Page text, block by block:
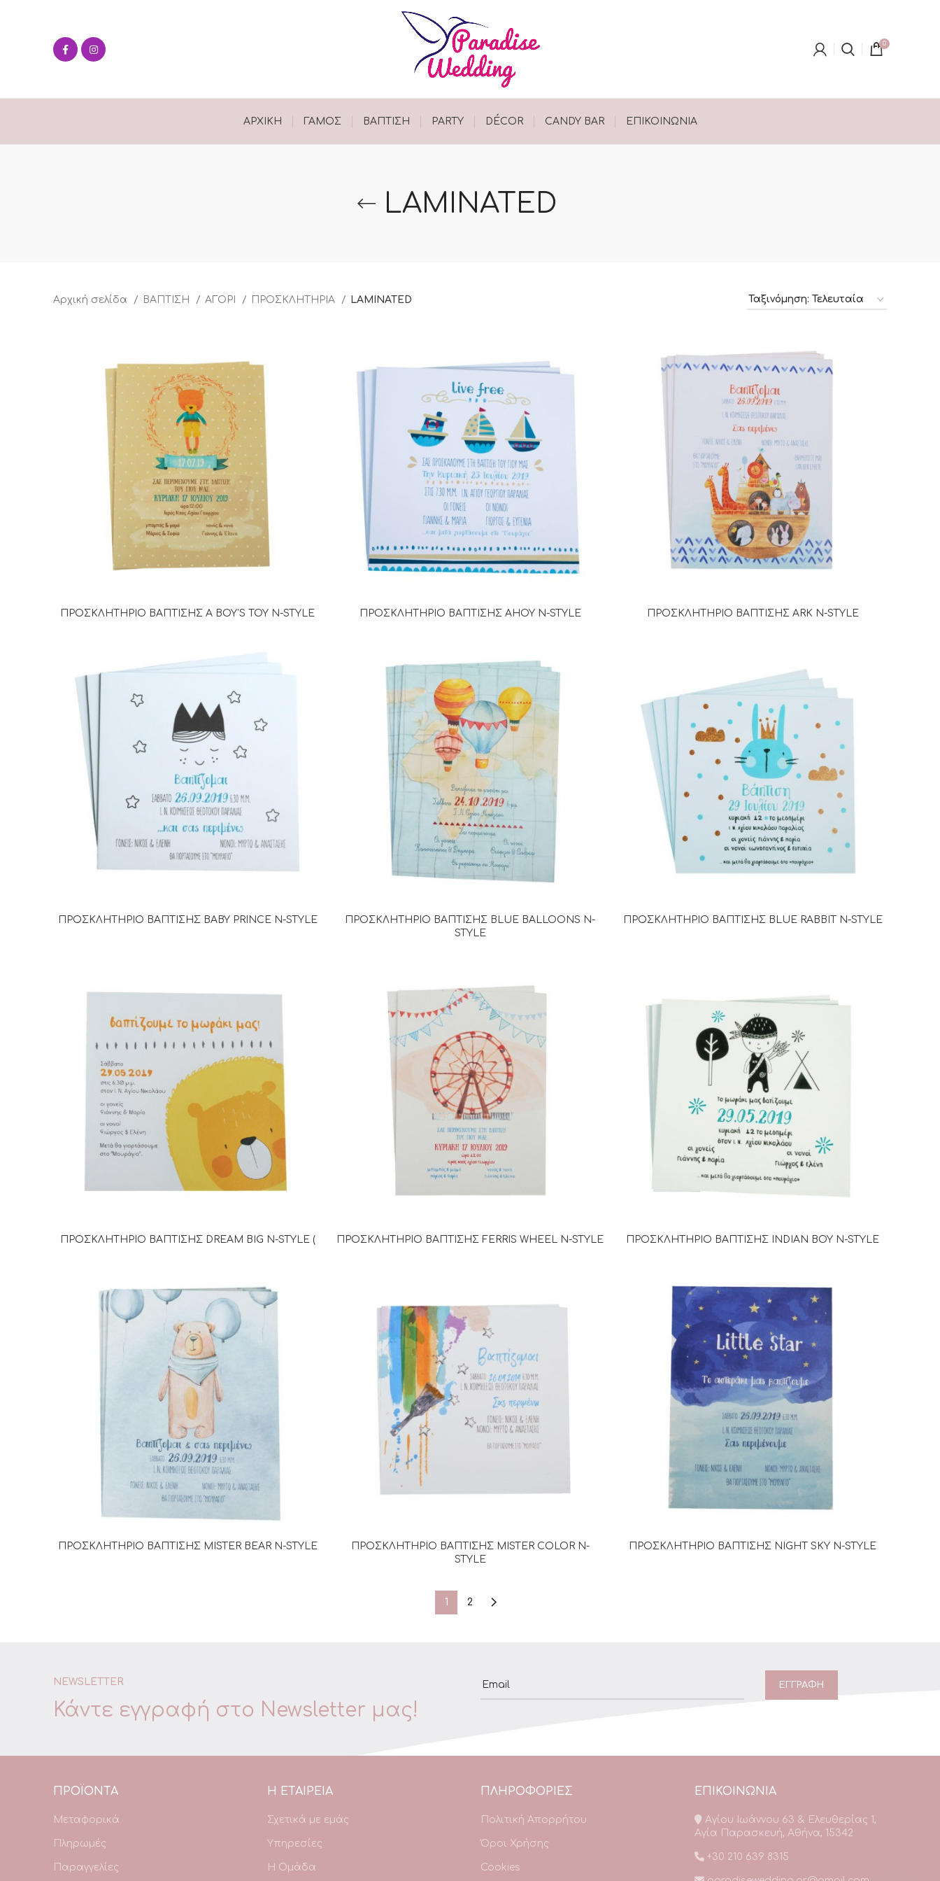
0
ΑΡΧΙΚΉ ΓΑΜΟΣ ΒΑΠΤΙΣΗ PARTY DÉCOR CANDY BAR ΕΠΙΚΟΙΝΩΝΊΑ
LAMINATED
Αρχική σελίδα ΒΑΠΤΙΣΗ ΑΓΟΡΙ ΠΡΟΣΚΛΗΤΗΡΙΑ LAMINATED
ΔΙΑΒΆΣΤΕ ΠΕΡΙΣΣΌΤΕΡΑ
ΠΡΟΣΚΛΗΤΗΡΙΟ ΒΑΠΤΙΣΗΣ A BOY’S TOY N-STYLE ΔΙΑΒΆΣΤΕ ΠΕΡΙΣΣΌΤΕΡΑ
ΠΡΟΣΚΛΗΤΗΡΙΟ ΒΑΠΤΙΣΗΣ AHOY N-STYLE ΔΙΑΒΆΣΤΕ ΠΕΡΙΣΣΌΤΕΡΑ
ΠΡΟΣΚΛΗΤΗΡΙΟ ΒΑΠΤΙΣΗΣ ARK N-STYLE
ΔΙΑΒΆΣΤΕ ΠΕΡΙΣΣΌΤΕΡΑ
ΠΡΟΣΚΛΗΤΗΡΙΟ ΒΑΠΤΙΣΗΣ BABY PRINCE N-STYLE ΔΙΑΒΆΣΤΕ ΠΕΡΙΣΣΌΤΕΡΑ
ΠΡΟΣΚΛΗΤΗΡΙΟ ΒΑΠΤΙΣΗΣ BLUE BALLOONS N-
STYLE
ΔΙΑΒΆΣΤΕ ΠΕΡΙΣΣΌΤΕΡΑ
ΠΡΟΣΚΛΗΤΗΡΙΟ ΒΑΠΤΙΣΗΣ BLUE RABBIT N-STYLE
ΔΙΑΒΆΣΤΕ ΠΕΡΙΣΣΌΤΕΡΑ
ΠΡΟΣΚΛΗΤΗΡΙΟ ΒΑΠΤΙΣΗΣ DREAM BIG N-STYLE ( ΔΙΑΒΆΣΤΕ ΠΕΡΙΣΣΌΤΕΡΑ
ΠΡΟΣΚΛΗΤΗΡΙΟ ΒΑΠΤΙΣΗΣ FERRIS WHEEL N-STYLE ΔΙΑΒΆΣΤΕ ΠΕΡΙΣΣΌΤΕΡΑ
ΠΡΟΣΚΛΗΤΗΡΙΟ ΒΑΠΤΙΣΗΣ INDIAN BOY N-STYLE
ΔΙΑΒΆΣΤΕ ΠΕΡΙΣΣΌΤΕΡΑ
ΠΡΟΣΚΛΗΤΗΡΙΟ ΒΑΠΤΙΣΗΣ MISTER BEAR N-STYLE ΔΙΑΒΆΣΤΕ ΠΕΡΙΣΣΌΤΕΡΑ
ΠΡΟΣΚΛΗΤΗΡΙΟ ΒΑΠΤΙΣΗΣ MISTER COLOR N-
STYLE
ΔΙΑΒΆΣΤΕ ΠΕΡΙΣΣΌΤΕΡΑ
ΠΡΟΣΚΛΗΤΗΡΙΟ ΒΑΠΤΙΣΗΣ NIGHT SKY N-STYLE
1 2
NEWSLETTER
Κάντε εγγραφή στο Newsletter μας!
ΠΡΟΪΌΝΤΑ
Μεταφορικά
Πληρωμές
Παραγγελίες
Η ΕΤΑΙΡΕΙΑ
Σχετικά με εμάς
Υπηρεσίες
Η Ομάδα
ΠΛΗΡΟΦΟΡΙΕΣ
Πολιτική Απορρήτου
Όροι Χρήσης
Cookies
ΕΠΙΚΟΙΝΩΝΙΑ
Αγίου Ιωάννου 63 & Ελευθερίας 1,
Αγία Παρασκευή, Αθήνα, 15342
+30 210 639 8315